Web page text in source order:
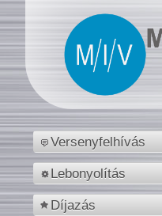
Versenyfelhívás
Lebonyolítás
Díjazás